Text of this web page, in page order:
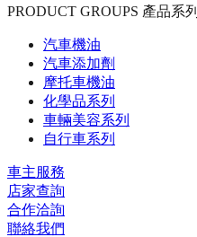
PRODUCT GROUPS 產品系列
汽車機油
汽車添加劑
摩托車機油
化學品系列
車輛美容系列
自行車系列
車主服務
店家查詢
合作洽詢
聯絡我們